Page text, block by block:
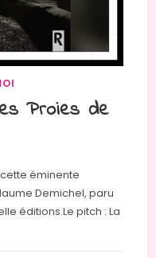
Proies de
éminente
Demichel, paru
éditions.Le pitch : La